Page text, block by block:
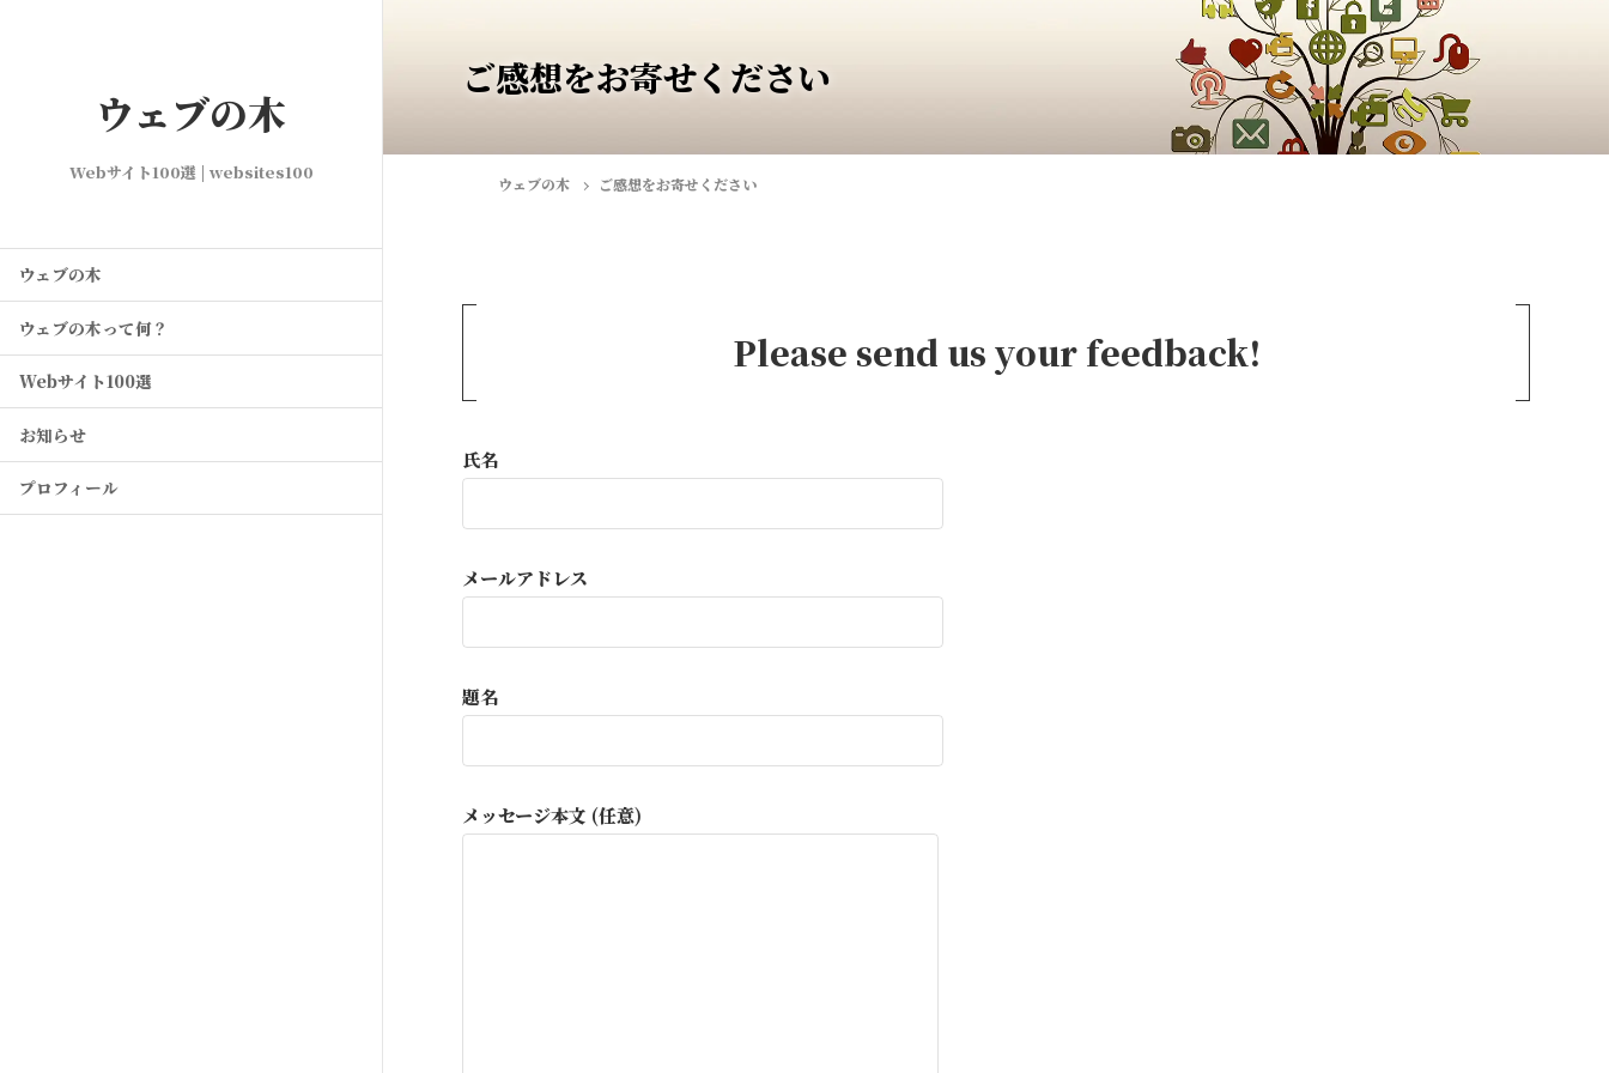
ウェブの木
Webサイト100選 | websites100
ウェブの木
ウェブの木って何？
Webサイト100選
お知らせ
プロフィール
ご感想をお寄せください
ウェブの木 ご感想をお寄せください
Please send us your feedback!
氏名
メールアドレス
題名
メッセージ本文 (任意)